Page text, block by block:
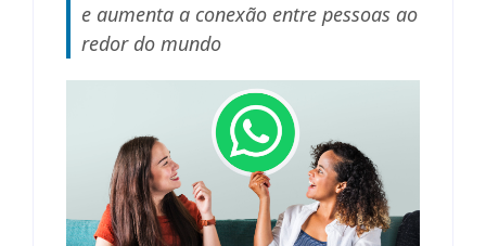
e aumenta a conexão entre pessoas ao
redor do mundo